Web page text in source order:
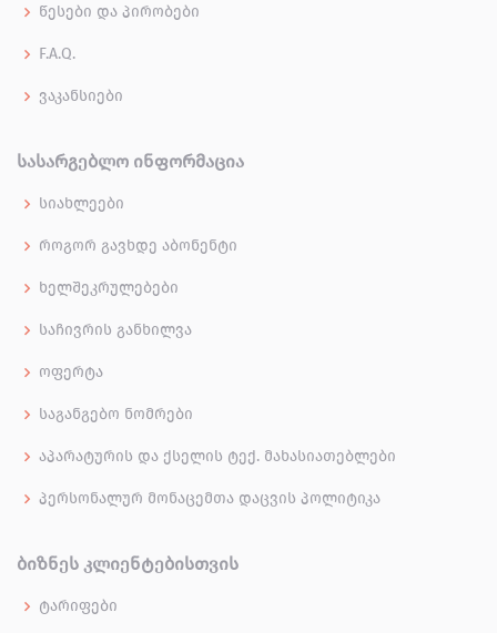
წესები და პირობები
F.A.Q.
ვაკანსიები
ᲡᲐᲡᲐᲠᲒᲔᲑᲚᲝ ᲘᲜᲤᲝᲠᲛᲐᲪᲘᲐ
სიახლეები
როგორ გავხდე აბონენტი
ხელშეკრულებები
საჩივრის განხილვა
ოფერტა
საგანგებო ნომრები
აპარატურის და ქსელის ტექ. მახასიათებლები
პერსონალურ მონაცემთა დაცვის პოლიტიკა
ᲑᲘᲖᲜᲔᲡ ᲙᲚᲘᲔᲜᲢᲔᲑᲘᲡᲗᲕᲘᲡ
ტარიფები